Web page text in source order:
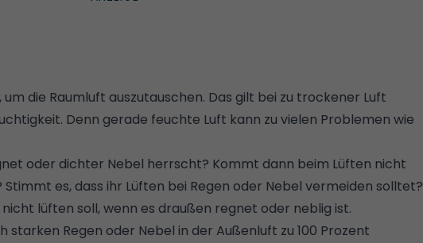
die Raumluft auszutauschen. Das gilt bei zu trockener Luft
Denn gerade feuchte Luft kann zu vielen Problemen wie
oder dichter Nebel herrscht? Kommt dann beim Lüften nicht
es, dass ihr Lüften bei Regen oder Nebel vermeiden solltet?
lüften soll, wenn es draußen regnet oder neblig ist.
starken Regen oder Nebel in der Außenluft zu 100 Prozent